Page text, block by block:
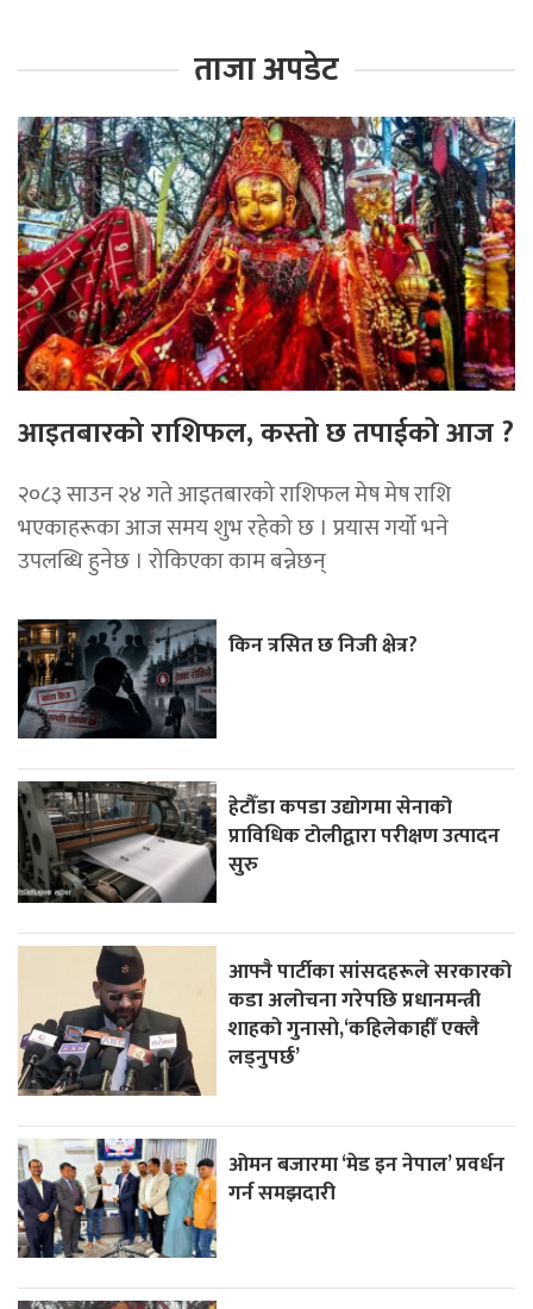
ताजा अपडेट
आइतबारको राशिफल, कस्तो छ तपाईको आज ?
२०८३ साउन २४ गते आइतबारको राशिफल मेष मेष राशि
भएकाहरूका आज समय शुभ रहेको छ । प्रयास गर्यो भने
उपलब्धि हुनेछ । रोकिएका काम बन्नेछन्
किन त्रसित छ निजी क्षेत्र?
हेटौँडा कपडा उद्योगमा सेनाको
प्राविधिक टोलीद्वारा परीक्षण उत्पादन
सुरु
आफ्नै पार्टीका सांसदहरूले सरकारको
कडा अलोचना गरेपछि प्रधानमन्त्री
शाहकाे गुनासाे,‘कहिलेकाहीँ एक्लै
लड्नुपर्छ’
ओमन बजारमा ‘मेड इन नेपाल’ प्रवर्धन
गर्न समझदारी